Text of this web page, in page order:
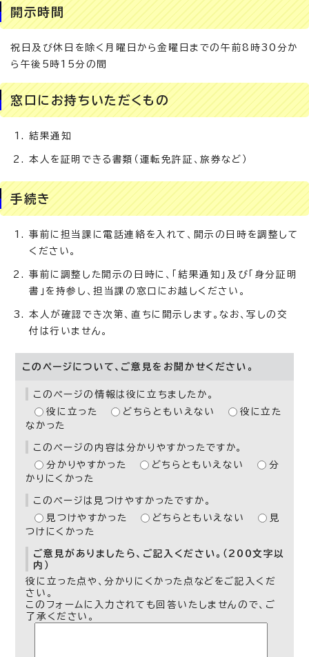
開示時間
祝日及び休日を除く月曜日から金曜日までの午前8時30分か
ら午後5時15分の間
窓口にお持ちいただくもの
結果通知
本人を証明できる書類（運転免許証、旅券など）
手続き
事前に担当課に電話連絡を入れて、開示の日時を調整して
ください。
事前に調整した開示の日時に、「結果通知」及び「身分証明
書」を持参し、担当課の窓口にお越しください。
本人が確認でき次第、直ちに開示します。なお、写しの交
付は行いません。
このページについて、ご意見をお聞かせください。
このページの情報は役に立ちましたか。
役に立った
どちらともいえない
役に立た
なかった
このページの内容は分かりやすかったですか。
分かりやすかった
どちらともいえない
分
かりにくかった
このページは見つけやすかったですか。
見つけやすかった
どちらともいえない
見
つけにくかった
ご意見がありましたら、ご記入ください。（200文字以
内）
役に立った点や、分かりにくかった点などをご記入くだ
さい。
このフォームに入力されても回答いたしませんので、ご
了承ください。